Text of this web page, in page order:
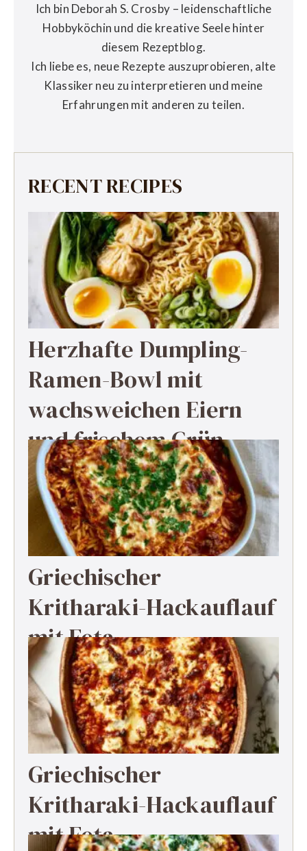
Ich bin Deborah S. Crosby – leidenschaftliche
Hobbyköchin und die kreative Seele hinter
diesem Rezeptblog.
Ich liebe es, neue Rezepte auszuprobieren, alte
Klassiker neu zu interpretieren und meine
Erfahrungen mit anderen zu teilen.
RECENT RECIPES
Herzhafte Dumpling-
Ramen-Bowl mit
wachsweichen Eiern
und frischem Grün
Griechischer
Kritharaki-Hackauflauf
mit Feta
Griechischer
Kritharaki-Hackauflauf
mit Feta